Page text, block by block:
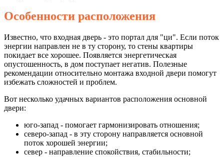
Особенности расположения
Известно, что входная дверь - это портал для "ци". Если поток
энергии направлен не в ту сторону, то стены квартиры
покидает все хорошее. Появляется энергетическая
опустошенность, в дом поступает негатив. Полезные
рекомендации относительно монтажа входной двери помогут
избежать сложностей и проблем.
Вот несколько удачных вариантов расположения основной
двери:
юго-запад - помогает гармонизировать отношения;
северо-запад - в эту сторону направляется основной
поток хорошей энергии;
север - направление спокойствия, стабильности;